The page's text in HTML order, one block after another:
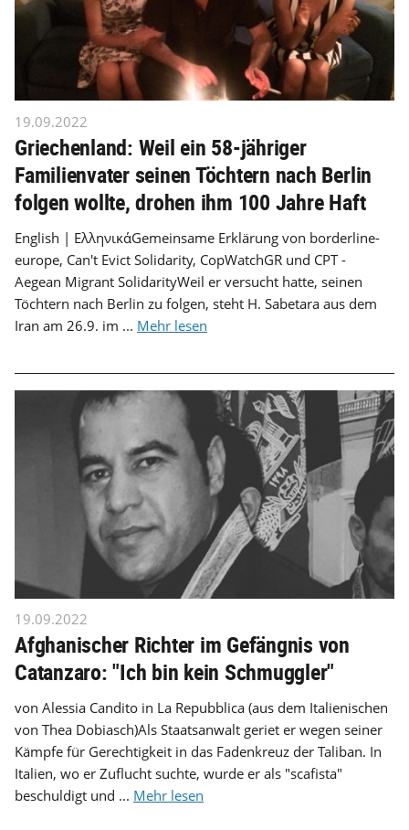
19.09.2022
Griechenland: Weil ein 58-jähriger
Familienvater seinen Töchtern nach Berlin
folgen wollte, drohen ihm 100 Jahre Haft
English | ΕλληνικάGemeinsame Erklärung von borderline-
europe, Can't Evict Solidarity, CopWatchGR und CPT -
Aegean Migrant SolidarityWeil er versucht hatte, seinen
Töchtern nach Berlin zu folgen, steht H. Sabetara aus dem
Iran am 26.9. im ... Mehr lesen
19.09.2022
Afghanischer Richter im Gefängnis von
Catanzaro: "Ich bin kein Schmuggler"
von Alessia Candito in La Repubblica (aus dem Italienischen
von Thea Dobiasch)Als Staatsanwalt geriet er wegen seiner
Kämpfe für Gerechtigkeit in das Fadenkreuz der Taliban. In
Italien, wo er Zuflucht suchte, wurde er als "scafista"
beschuldigt und ... Mehr lesen